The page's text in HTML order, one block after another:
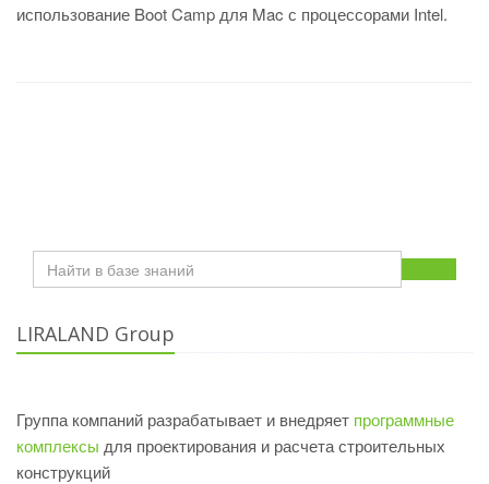
использование Boot Camp для Mac с процессорами Intel.
LIRALAND Group
Группа компаний разрабатывает и внедряет программные
комплексы для проектирования и расчета строительных
конструкций